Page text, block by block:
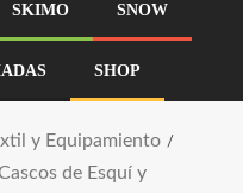
SKIMO SNOW
SHOP
y Equipamiento
de Esquí y